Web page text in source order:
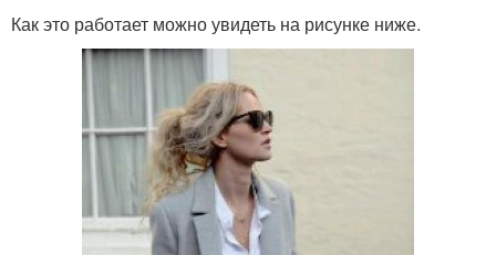
Как это работает можно увидеть на рисунке ниже.